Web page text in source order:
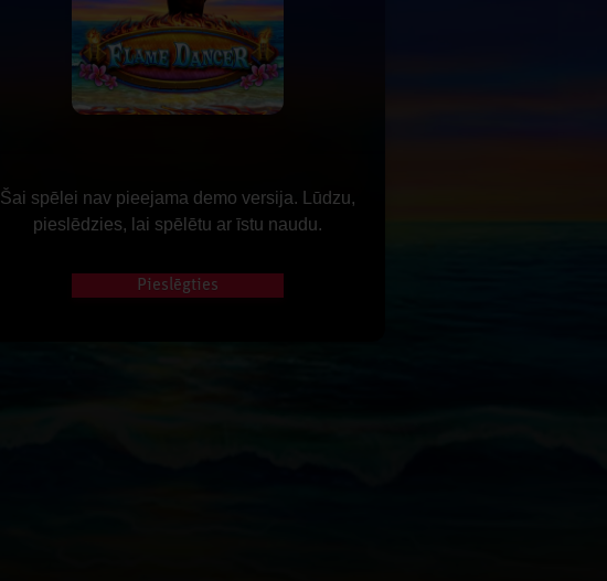
Šai spēlei nav pieejama demo versija. Lūdzu,
pieslēdzies, lai spēlētu ar īstu naudu.
Pieslēgties